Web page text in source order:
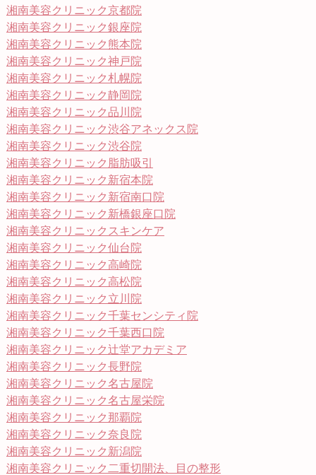
湘南美容クリニック京都院
湘南美容クリニック銀座院
湘南美容クリニック熊本院
湘南美容クリニック神戸院
湘南美容クリニック札幌院
湘南美容クリニック静岡院
湘南美容クリニック品川院
湘南美容クリニック渋谷アネックス院
湘南美容クリニック渋谷院
湘南美容クリニック脂肪吸引
湘南美容クリニック新宿本院
湘南美容クリニック新宿南口院
湘南美容クリニック新橋銀座口院
湘南美容クリニックスキンケア
湘南美容クリニック仙台院
湘南美容クリニック高崎院
湘南美容クリニック高松院
湘南美容クリニック立川院
湘南美容クリニック千葉センシティ院
湘南美容クリニック千葉西口院
湘南美容クリニック辻堂アカデミア
湘南美容クリニック長野院
湘南美容クリニック名古屋院
湘南美容クリニック名古屋栄院
湘南美容クリニック那覇院
湘南美容クリニック奈良院
湘南美容クリニック新潟院
湘南美容クリニック二重切開法、目の整形